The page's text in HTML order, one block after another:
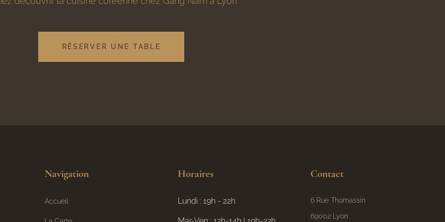
RÉSERVER UNE TABLE
Navigation
Accueil
Horaires
Lundi : 19h - 22h
Contact
6 Rue Thomassin
69002 Lyon